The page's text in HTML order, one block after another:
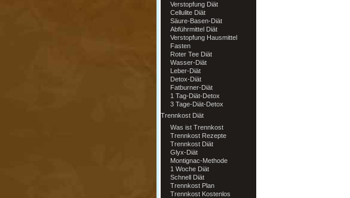
Verstopfung Diät
Cellulite Diät
Säure-Basen-Diät
Abführmittel Diät
Verstopfung Hausmittel
Fasten
Roter Tee Diät
Wasser-Diät
Leber-Diät
Detox-Diät
Fatburner-Diät
1 Tag-Diät-Detox
3 Tage-Diät-Detox
Trennkost Diät
Was ist Trennkost
Trennkost Rezepte
Trennkost Diät
Glyx-Diät
Montignac-Methode
1 Woche Diät
Schnell Diät
Trennkost Plan
Trennkost Kostenlos